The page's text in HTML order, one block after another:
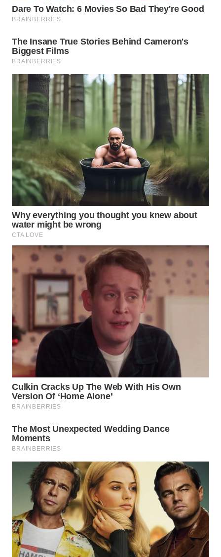
WN
WN
WN
CIREBON
INDRAMAYU
WN
KUNINGAN
WN
MAJALENGKA
WN
SUBANG
WN
SUKABUMI
PURWAKARTA
WN
PRIANGAN
TIMUR
WN
SEMARANG
WN
SOLO
WN
BOROBUDUR
WN
MADURA
WN